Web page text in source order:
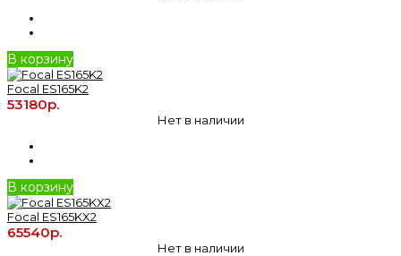
В корзину
Focal ES165K2
53180р.
Нет в наличии
В корзину
Focal ES165KX2
65540р.
Нет в наличии